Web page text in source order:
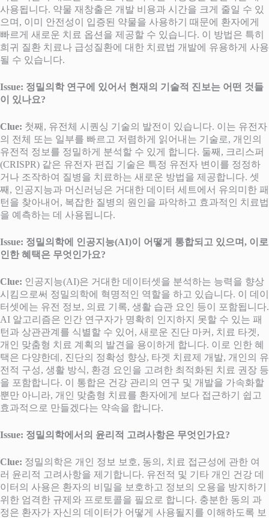
사용됩니다. 약물 재창출은 개발 비용과 시간을 크게 줄일 수 있
으며, 이미 안전성이 입증된 약물을 사용하기 때문에 환자에게
빠르게 새로운 치료 옵션을 제공할 수 있습니다. 이 방법은 특히
희귀 질환 치료나 급성질환에 대한 치료법 개발에 유용하게 사용
될 수 있습니다.
Issue: 정밀의학 연구에 있어서 현재의 기술적 진보는 어떤 것들
이 있나요?
Clue: 첫째, 유전체 시퀀싱 기술의 발전이 있습니다. 이는 유전자
의 전체 또는 일부를 빠르고 저렴하게 읽어내는 기술로, 개인의
유전적 정보를 정밀하게 분석할 수 있게 합니다. 둘째, 크리스퍼
(CRISPR) 같은 유전자 편집 기술은 특정 유전자 변이를 정정하
거나 조작하여 질병을 치료하는 새로운 방법을 제공합니다. 셋
째, 인공지능과 머신러닝은 거대한 데이터 세트에서 유의미한 패
턴을 찾아내어, 복잡한 질병의 원인을 파악하고 효과적인 치료법
을 예측하는 데 사용됩니다.
Issue: 정밀의학에 인공지능(AI)이 어떻게 통합되고 있으며, 이로
인한 혜택은 무엇인가요?
Clue: 인공지능(AI)은 거대한 데이터셋을 분석하는 능력을 향상
시킴으로써 정밀의학에 혁명적인 역할을 하고 있습니다. 이 데이
터셋에는 유전 정보, 의료 기록, 생활 습관 요인 등이 포함됩니다.
AI 알고리즘은 인간 연구자가 명확히 인지하지 못할 수 있는 패
턴과 상관관계를 식별할 수 있어, 새로운 진단 마커, 치료 타겟,
개인 맞춤형 치료 계획의 발견을 용이하게 합니다. 이로 인한 혜
택은 다양한데, 진단의 정확성 향상, 타겟 치료제 개발, 개인의 유
전적 구성, 생활 방식, 환경 요인을 고려한 최적화된 치료 권장 등
을 포함합니다. 이 통합은 건강 관리의 연구 및 개발을 가속화할
뿐만 아니라, 개인 맞춤형 치료를 환자에게 보다 접근하기 쉽고
효과적으로 만들겠다는 약속을 합니다.
Issue: 정밀의학에서의 윤리적 고려사항은 무엇인가요?
Clue: 정밀의학은 개인 정보 보호, 동의, 치료 접근성에 관한 여
러 윤리적 고려사항을 제기합니다. 유전적 및 기타 개인 건강 데
이터의 사용은 환자의 비밀을 보호하고 정보의 오용을 방지하기
위한 엄격한 규제와 프로토콜을 필요로 합니다. 충분한 동의 과
정은 환자가 자신의 데이터가 어떻게 사용될지를 이해하도록 보